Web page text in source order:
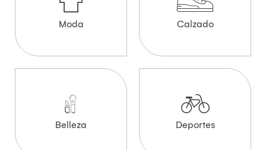
Moda Calzado
Belleza Deportes